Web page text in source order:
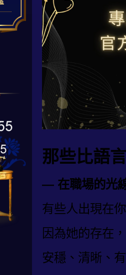
那些比語
— 在職場的光
有些人出現在
因為她的存在
安穩、清晰、